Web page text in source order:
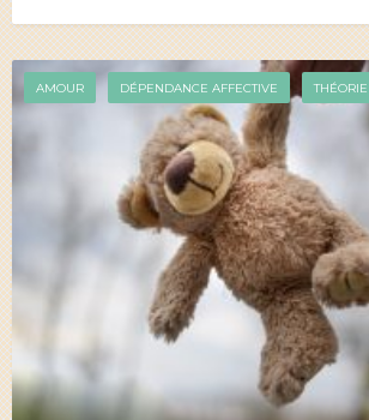
AMOUR DÉPENDANCE AFFECTIVE